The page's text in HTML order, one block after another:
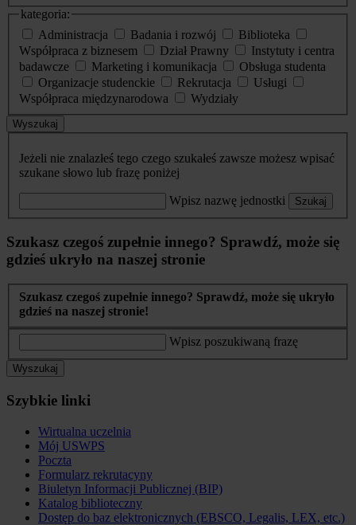
kategoria:
Administracja
Badania i rozwój
Biblioteka
Współpraca z biznesem
Dział Prawny
Instytuty i centra
badawcze
Marketing i komunikacja
Obsługa studenta
Organizacje studenckie
Rekrutacja
Usługi
Współpraca międzynarodowa
Wydziały
Wyszukaj
Jeżeli nie znalazłeś tego czego szukałeś zawsze możesz wpisać
szukane słowo lub frazę poniżej
Wpisz nazwę jednostki Szukaj
Szukasz czegoś zupełnie innego? Sprawdź, może się
gdzieś ukryło na naszej stronie
Szukasz czegoś zupełnie innego? Sprawdź, może się ukryło
gdzieś na naszej stronie!
Wpisz poszukiwaną frazę
Wyszukaj
Szybkie linki
Wirtualna uczelnia
Mój USWPS
Poczta
Formularz rekrutacyny
Biuletyn Informacji Publicznej (BIP)
Katalog biblioteczny
Dostęp do baz elektronicznych (EBSCO, Legalis, LEX, etc.)